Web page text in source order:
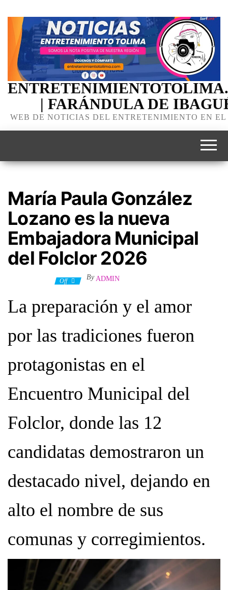
| FARÁNDULA DE
WEB DE NOTICIAS DEL ENTRETENIMIENTO EN
María Paula González
Lozano es la nueva
Embajadora Municipal
del Folclor 2026
Off By ADMIN
La preparación y el amor
por las tradiciones fueron
protagonistas en el
Encuentro Municipal del
Folclor, donde las 12
candidatas demostraron un
destacado nivel, dejando en
alto el nombre de sus
comunas y corregimientos.